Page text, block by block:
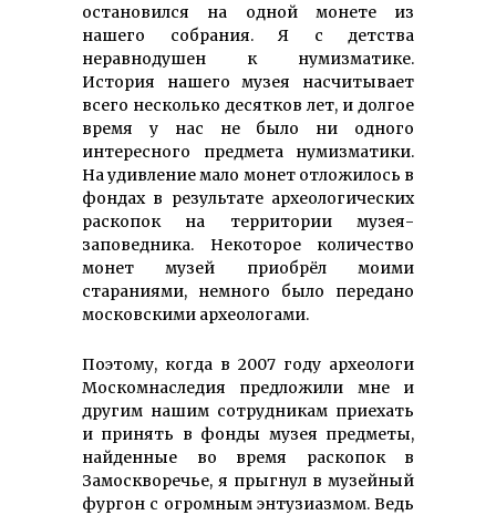
остановился на одной монете из
нашего собрания. Я с детства
неравнодушен к нумизматике.
История нашего музея насчитывает
всего несколько десятков лет, и долгое
время у нас не было ни одного
интересного предмета нумизматики.
На удивление мало монет отложилось в
фондах в результате археологических
раскопок на территории музея-
заповедника. Некоторое количество
монет музей приобрёл моими
стараниями, немного было передано
московскими археологами.
Поэтому, когда в 2007 году археологи
Москомнаследия предложили мне и
другим нашим сотрудникам приехать
и принять в фонды музея предметы,
найденные во время раскопок в
Замоскворечье, я прыгнул в музейный
фургон с огромным энтузиазмом. Ведь